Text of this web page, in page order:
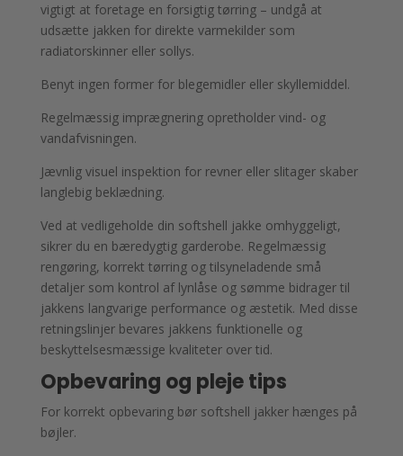
vigtigt at foretage en forsigtig tørring – undgå at
udsætte jakken for direkte varmekilder som
radiatorskinner eller sollys.
Benyt ingen former for blegemidler eller skyllemiddel.
Regelmæssig imprægnering opretholder vind- og
vandafvisningen.
Jævnlig visuel inspektion for revner eller slitager skaber
langlebig beklædning.
Ved at vedligeholde din softshell jakke omhyggeligt,
sikrer du en bæredygtig garderobe. Regelmæssig
rengøring, korrekt tørring og tilsyneladende små
detaljer som kontrol af lynlåse og sømme bidrager til
jakkens langvarige performance og æstetik. Med disse
retningslinjer bevares jakkens funktionelle og
beskyttelsesmæssige kvaliteter over tid.
Opbevaring og pleje tips
For korrekt opbevaring bør softshell jakker hænges på
bøjler.